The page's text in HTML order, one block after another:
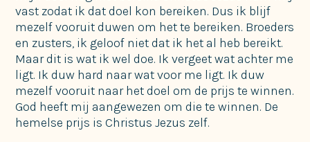
vast zodat ik dat doel kon bereiken. Dus ik blijf
mezelf vooruit duwen om het te bereiken. Broeders
en zusters, ik geloof niet dat ik het al heb bereikt.
Maar dit is wat ik wel doe. Ik vergeet wat achter me
ligt. Ik duw hard naar wat voor me ligt. Ik duw
mezelf vooruit naar het doel om de prijs te winnen.
God heeft mij aangewezen om die te winnen. De
hemelse prijs is Christus Jezus zelf.